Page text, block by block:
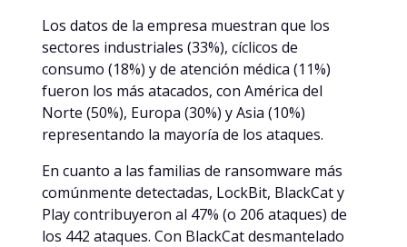
Los datos de la empresa muestran que los
sectores industriales (33%), cíclicos de
consumo (18%) y de atención médica (11%)
fueron los más atacados, con América del
Norte (50%), Europa (30%) y Asia (10%)
representando la mayoría de los ataques.
En cuanto a las familias de ransomware más
comúnmente detectadas, LockBit, BlackCat y
Play contribuyeron al 47% (o 206 ataques) de
los 442 ataques. Con BlackCat desmantelado